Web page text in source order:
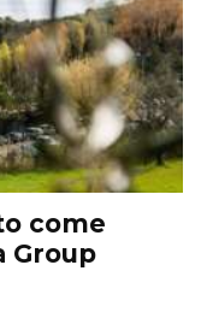
come
Group